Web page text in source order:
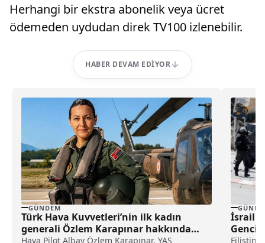
Herhangi bir ekstra abonelik veya ücret
ödemeden uydudan direk TV100 izlenebilir.
HABER DEVAM EDIYOR
GÜNDEM
Türk Hava Kuvvetleri’nin ilk kadın
generali Özlem Karapınar hakkında
Hava Pilot Albay Özlem Karapınar, YAŞ
İsrail
Genci
Filistin